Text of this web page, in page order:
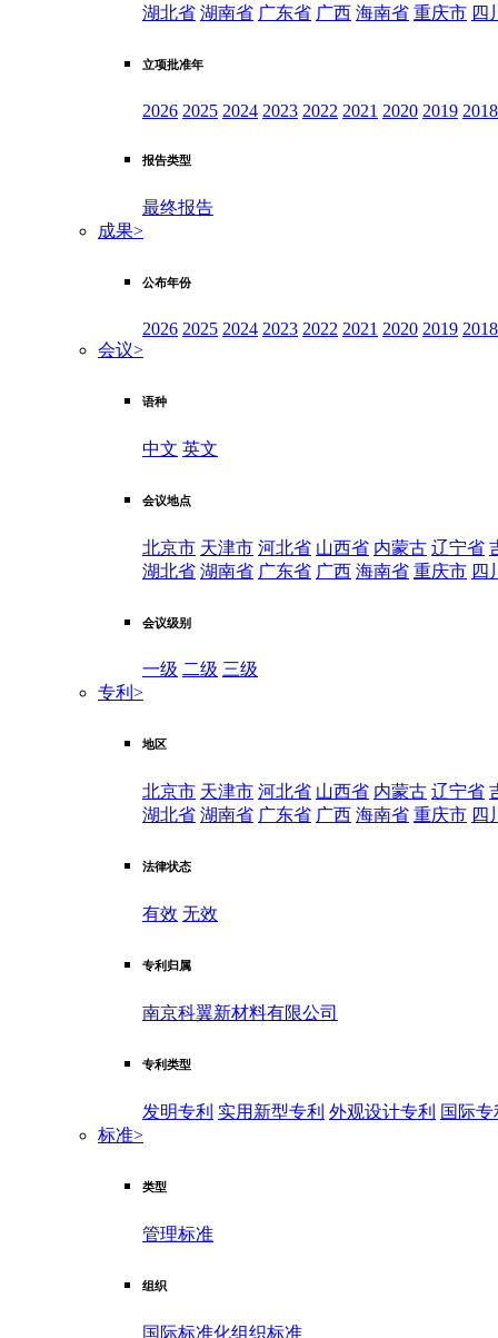
湖北省 湖南省 广东省 广西 海南省 重庆市 四
立项批准年
2026 2025 2024 2023 2022 2021 2020 2019 2018
报告类型
最终报告
成果>
公布年份
2026 2025 2024 2023 2022 2021 2020 2019 2018
会议>
语种
中文 英文
会议地点
北京市 天津市 河北省 山西省 内蒙古 辽宁省
湖北省 湖南省 广东省 广西 海南省 重庆市 四
会议级别
一级 二级 三级
专利 >
地区
北京市 天津市 河北省 山西省 内蒙古 辽宁省
湖北省 湖南省 广东省 广西 海南省 重庆市 四
法律状态
有效 无效
专利归属
南京科翼新材料有限公司
专利类型
发明专利 实用新型专利 外观设计专利 国际专
标准>
类型
管理标准
组织
国际标准化组织标准